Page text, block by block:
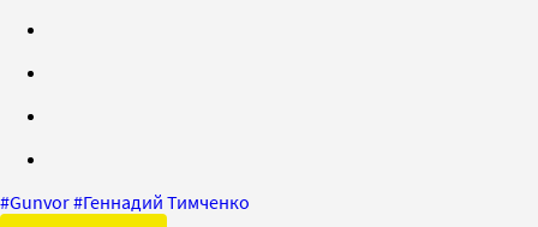
#Gunvor#Геннадий Тимченко